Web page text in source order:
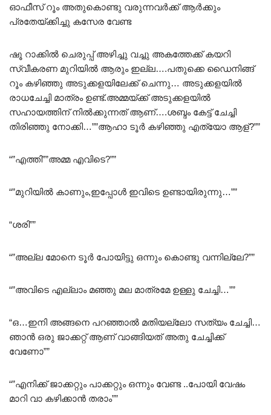
ഓഫീസ് റൂം അതുകൊണ്ടു വരുന്നവർക്ക് ആർക്കും
പ്രതേയ്ക്കിച്ചു കസേര വേണ്ട
ഷൂ റാക്കിൽ ചെരുപ്പ് അഴിച്ചു വച്ചു അകത്തേക്ക് കയറി
സ്വീകരണ മുറിയിൽ ആരും ഇല്ല….പതുക്കെ ഡൈനിങ്ങ്
റൂം കഴിഞ്ഞു അടുക്കളയിലേക്ക് ചെന്നു… അടുക്കളയിൽ
രാധചേച്ചി മാത്രം ഉണ്ട്.അമ്മയ്ക്ക് അടുക്കളയിൽ
സഹായത്തിന്‌ നിൽക്കുന്നത് ആണ്….ശബ്ദം കേട്ട് ചേച്ചി
തിരിഞ്ഞു നോക്കി…””ആഹാ ടൂർ കഴിഞ്ഞു എത്യോ ആള്?””
“”എത്തി””അമ്മ എവിടെ?””
“”മുറിയിൽ കാണും,ഇപ്പോൾ ഇവിടെ ഉണ്ടായിരുന്നു…””
“ശരി””
“”അല്ല മോനെ ടൂർ പോയിട്ടു ഒന്നും കൊണ്ടു വന്നില്ലേ?””
“”അവിടെ എല്ലാം മഞ്ഞു മല മാത്രമേ ഉള്ളു ചേച്ചി…””
“ഒ…ഇനി അങ്ങനെ പറഞ്ഞാൽ മതിയല്ലോ സത്യം ചേച്ചി…
ഞാൻ ഒരു ജാക്കറ്റ് ആണ് വാങ്ങിയത് അതു ചേച്ചിക്ക്
വേണോ””
“”എനിക്ക് ജാക്കറ്റും പാക്കറ്റും ഒന്നും വേണ്ട ..പോയി വേഷം
മാറി വാ കഴിക്കാൻ തരാം””